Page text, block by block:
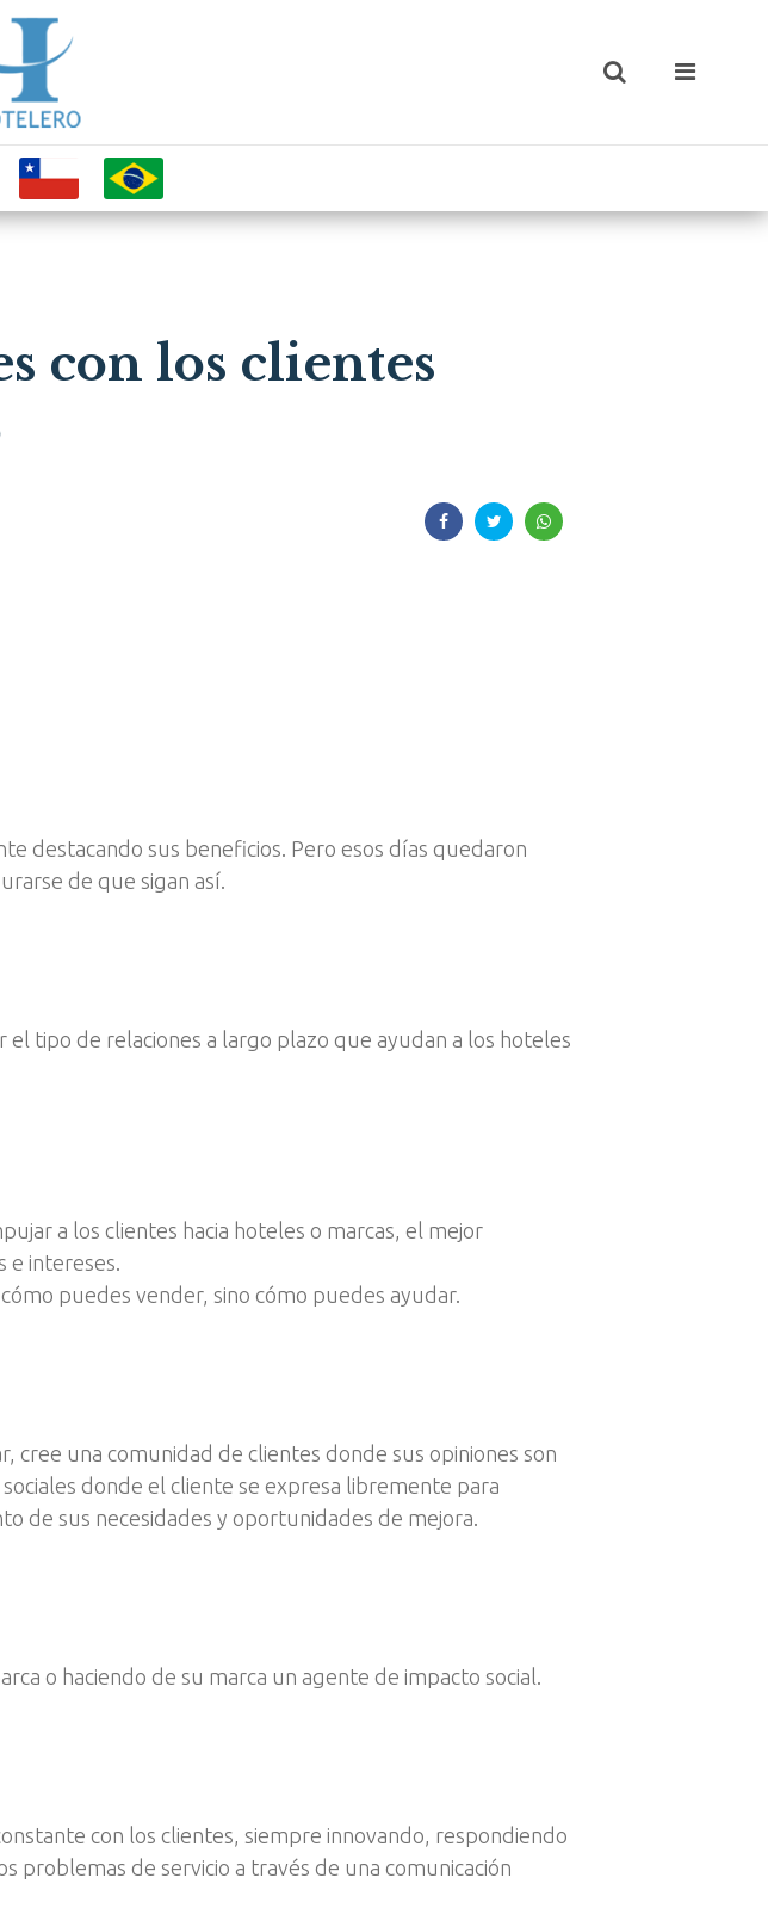
con los clientes
destacando sus beneficios. Pero esos días quedaron
de que sigan así.
tipo de relaciones a largo plazo que ayudan a los hoteles
a los clientes hacia hoteles o marcas, el mejor
e intereses.
puedes vender, sino cómo puedes ayudar.
una comunidad de clientes donde sus opiniones son
donde el cliente se expresa libremente para
de sus necesidades y oportunidades de mejora.
o haciendo de su marca un agente de impacto social.
con los clientes, siempre innovando, respondiendo
problemas de servicio a través de una comunicación